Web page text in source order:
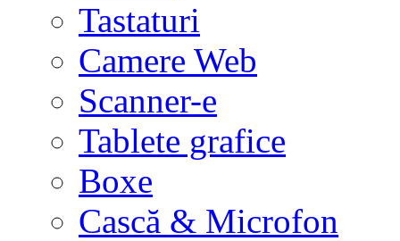
Tastaturi
Camere Web
Scanner-e
Tablete grafice
Boxe
Cască & Microfon